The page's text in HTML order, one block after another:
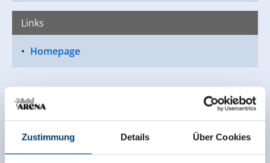
Zustimmung Details Über Cookies
Links
Homepage